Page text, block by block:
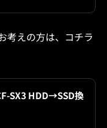
考えの方は、コチラ
SX3 HDD→SSD換